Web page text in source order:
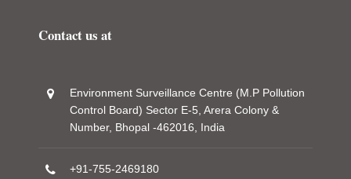
Contact us at
Environment Surveillance Centre (M.P Pollution
Control Board) Sector E-5, Arera Colony &
Number, Bhopal -462016, India
+91-755-2469180